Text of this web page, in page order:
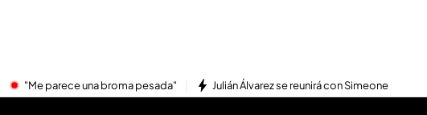
"Me parece una broma pesada" Julián Álvarez se reunirá con Simeone